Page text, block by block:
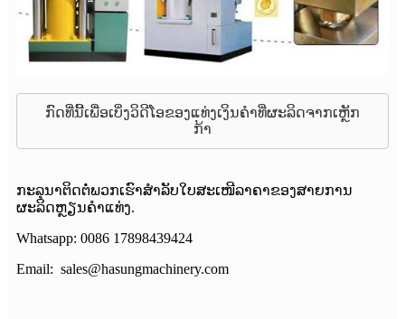
ກົດທີ່ນີ້ເພື່ອເບິ່ງວິດີໂອຂອງແທ່ງເງິນຄຳທີ່ຜະລິດຈາກເຫຼັກ
ກ້າ
ກະລຸນາຕິດຕໍ່ພວກເຮົາສຳລັບໃບສະເໜີລາຄາຂອງສາຍການ
ຜະລິດຫຼຽນຄຳແທ່ງ.
Whatsapp: 0086 17898439424
Email: sales@hasungmachinery.com